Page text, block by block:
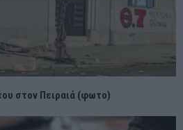
στον Πειραιά (φωτο)